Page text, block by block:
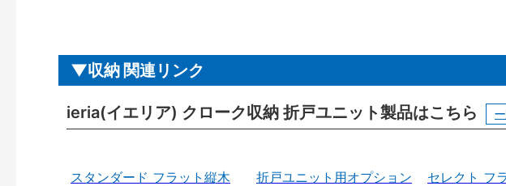
収納 関連リンク
ieria(イエリア) クローク収納 折戸ユニット製品はこちら
スタンダード フラット縦木
折戸ユニット用オプション
セレクト フ